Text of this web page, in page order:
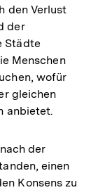
den Verlust
der
Städte
Menschen
wofür
gleichen
anbietet.
der
einen
Konsens zu